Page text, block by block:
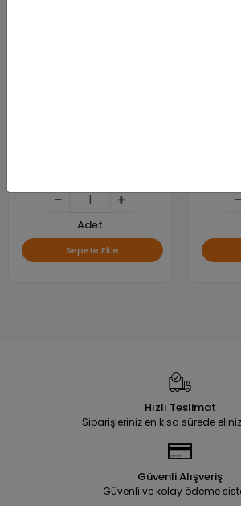
Adet
Sepete Ekle
Hızlı Teslimat
Siparişleriniz en kısa sürede
Güvenli Alışveriş
Güvenli ve kolay ödeme